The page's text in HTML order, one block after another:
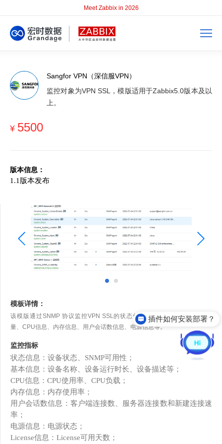
Meet Zabbix in 2026
Sangfor VPN（深信服VPN）
监控对象为VPN SSL，模版适用于Zabbix5.0版本及以
上。
¥ 5500
版本信息：
1.1 版本发布
模板详情：
该模版通过SNMP 协议监控VPN SSL的状态信息、License信息、线路流
量、CPU信息、内存信息、用户会话数信息、电源信息等。
监控指标
状态信息：设备状态、 SNMP可用性；
基本信息：设备名称、设备运行时长、设备描述等；
CPU信息： CPU使用率、 CPU负载；
内存信息：内存使用率；
用户会话数信息：客户端连接数、服务器连接数和新建连接速
率；
电源信息：电源状态；
License信息：License可用天数；
插件如何安装部署？